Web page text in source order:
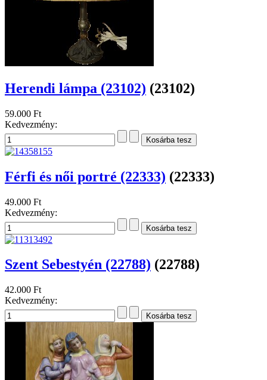
Herendi lámpa (23102) (23102)
59.000 Ft
Kedvezmény:
Férfi és női portré (22333) (22333)
49.000 Ft
Kedvezmény:
Szent Sebestyén (22788) (22788)
42.000 Ft
Kedvezmény: